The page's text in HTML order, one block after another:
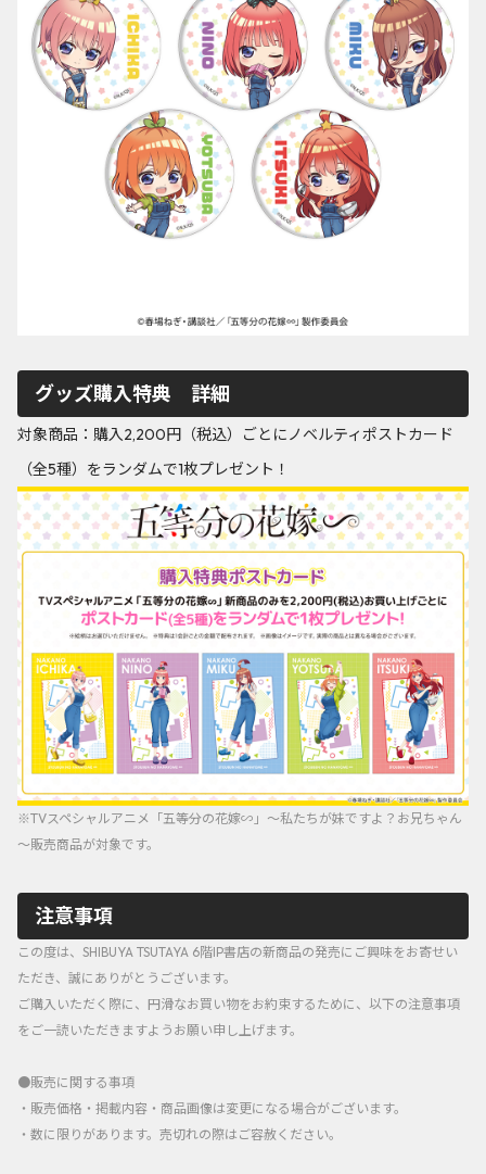
グッズ購入特典 詳細
対象商品：購入2,200円（税込）ごとにノベルティポストカード
（全5種）をランダムで1枚プレゼント！
※TVスペシャルアニメ「五等分の花嫁∽」～私たちが妹ですよ？お兄ちゃん
～販売商品が対象です。
注意事項
この度は、SHIBUYA TSUTAYA 6階IP書店の新商品の発売にご興味をお寄せい
ただき、誠にありがとうございます。
ご購入いただく際に、円滑なお買い物をお約束するために、以下の注意事項
をご一読いただきますようお願い申し上げます。
●販売に関する事項
・販売価格・掲載内容・商品画像は変更になる場合がございます。
・数に限りがあります。売切れの際はご容赦ください。